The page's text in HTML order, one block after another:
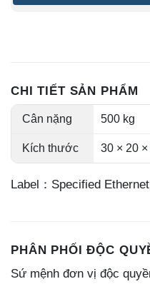
CHI TIẾT SẢN PHẨM
Cân nặng 500 kg
Kích thước 30 × 20
Label：Specified
PHÂN PHỐI ĐỘC
Sứ mệnh đơn vị độc